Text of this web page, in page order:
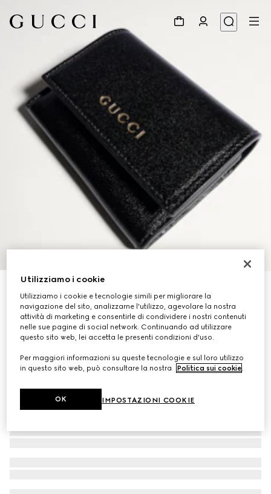
CHF 320
Utilizziamo i cookie
Utilizziamo i cookie e tecnologie simili per migliorare la
navigazione del sito, analizzarne l'utilizzo, agevolare la nostra
attività di marketing e consentirle di condividere i nostri contenuti
nelle sue pagine di social network. Continuando ad utilizzare
questo sito web, lei accetta le presenti condizioni d'uso.
Per maggiori informazioni su queste tecnologie e sul loro utilizzo
in questo sito web, può consultare la nostra
Politica sui cookie.
IMPOSTAZIONI COOKIE
OK